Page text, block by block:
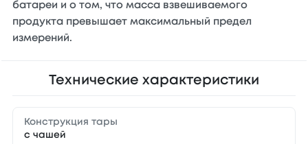
батареи и о том, что масса взвешиваемого
продукта превышает максимальный предел
измерений.
Технические характеристики
Конструкция тары
с чашей